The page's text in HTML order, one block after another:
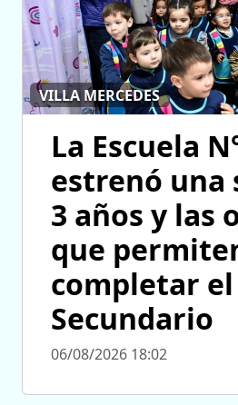
VILLA MERCEDES
La Escuela
estrenó una
3 años y las
que
completar
Secundario
06/08/2026 18:02